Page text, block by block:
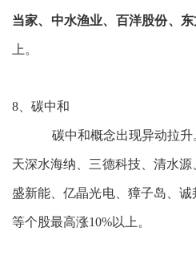
当家、中水渔业、百洋股份、
上。
8、碳中和
碳中和概念出现异动拉
天深水海纳、三德科技、清水
盛新能、亿晶光电、獐子岛、
等个股最高涨10%以上。